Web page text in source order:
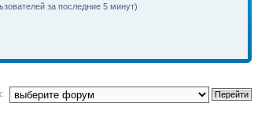
за последние 5 минут)